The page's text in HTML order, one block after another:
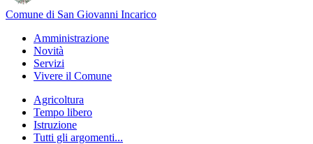
Comune di San Giovanni Incarico
Amministrazione
Novità
Servizi
Vivere il Comune
Agricoltura
Tempo libero
Istruzione
Tutti gli argomenti...